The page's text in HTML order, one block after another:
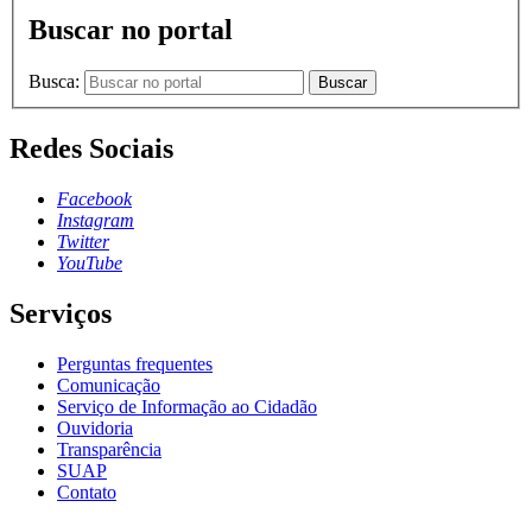
Buscar no portal
Busca: Buscar
Redes Sociais
Facebook
Instagram
Twitter
YouTube
Serviços
Perguntas frequentes
Comunicação
Serviço de Informação ao Cidadão
Ouvidoria
Transparência
SUAP
Contato